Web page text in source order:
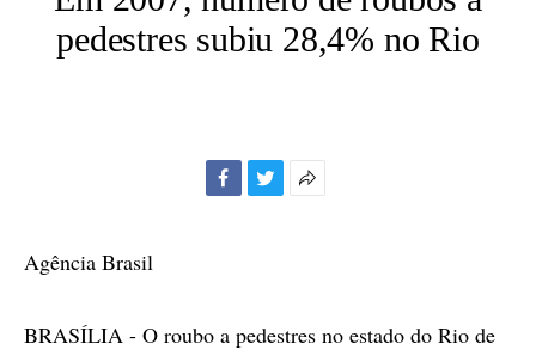
pedestres subiu 28,4% no Rio
Agência Brasil
BRASÍLIA - O roubo a pedestres no estado do Rio de